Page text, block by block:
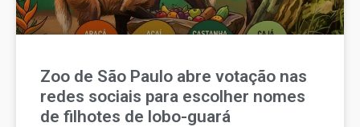
Zoo de São Paulo abre votação nas
redes sociais para escolher nomes
de filhotes de lobo-guará